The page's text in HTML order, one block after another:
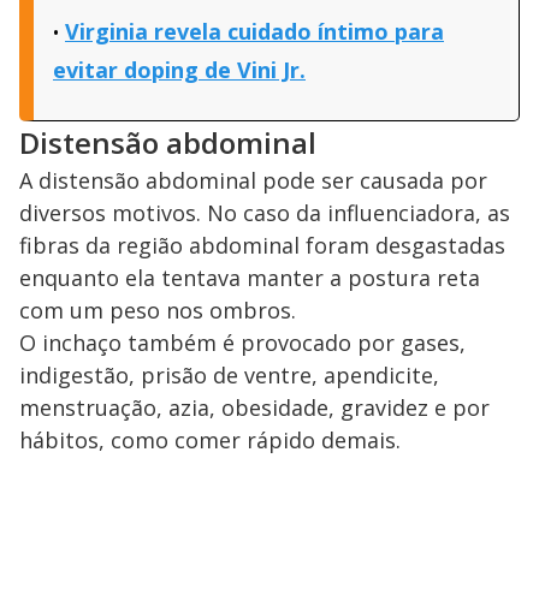
Virginia revela cuidado íntimo para
evitar doping de Vini Jr.
Distensão abdominal
A distensão abdominal pode ser causada por
diversos motivos. No caso da influenciadora, as
fibras da região abdominal foram desgastadas
enquanto ela tentava manter a postura reta
com um peso nos ombros.
O inchaço também é provocado por gases,
indigestão, prisão de ventre, apendicite,
menstruação, azia, obesidade, gravidez e por
hábitos, como comer rápido demais.